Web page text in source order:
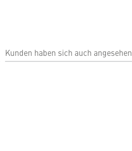
Kunden haben sich auch angesehen